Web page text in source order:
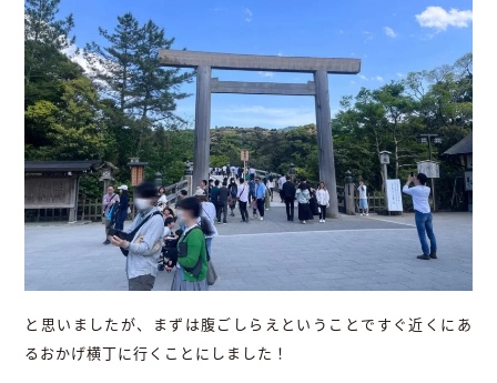
と思いましたが、まずは腹ごしらえということですぐ近くにあ
るおかげ横丁に行くことにしました！